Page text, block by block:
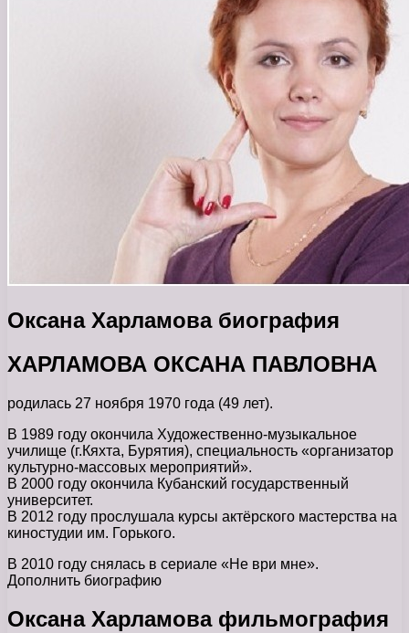
Оксана Харламова биография
ХАРЛАМОВА ОКСАНА ПАВЛОВНА
родилась 27 ноября 1970 года (49 лет).
В 1989 году окончила Художественно-музыкальное
училище (г.Кяхта, Бурятия), специальность «организатор
культурно-массовых мероприятий».
В 2000 году окончила Кубанский государственный
университет.
В 2012 году прослушала курсы актёрского мастерства на
киностудии им. Горького.
В 2010 году снялась в сериале «Не ври мне».
Дополнить биографию
Оксана Харламова фильмография